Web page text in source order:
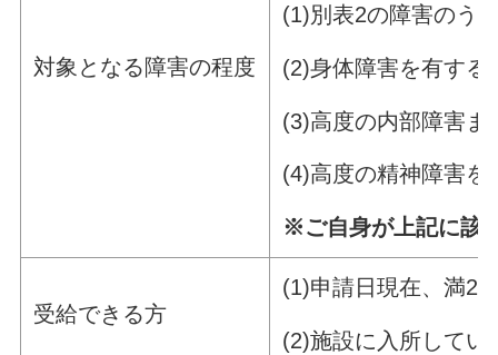
対象となる障害の程度
(1)別表2の障害のう
(2)身体障害を有する
(3)高度の内部障害ま
(4)高度の精神障害を
※ご自身が上記に該
受給できる方
(1)申請日現在、満
(2)施設に入所し